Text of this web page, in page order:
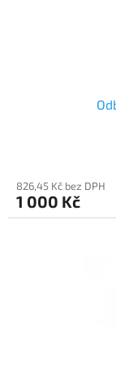
826,45 Kč bez DPH
1 000 Kč